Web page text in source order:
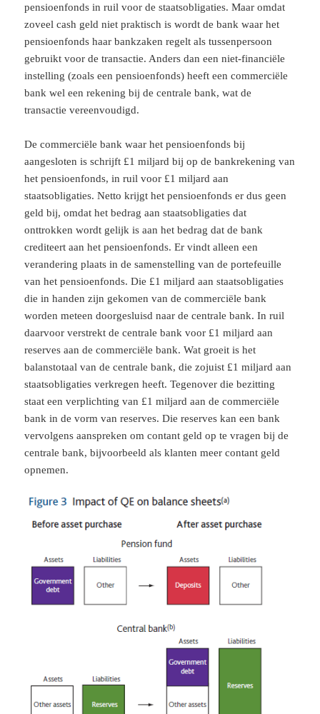
pensioenfonds in ruil voor de staatsobligaties. Maar omdat
zoveel cash geld niet praktisch is wordt de bank waar het
pensioenfonds haar bankzaken regelt als tussenpersoon
gebruikt voor de transactie. Anders dan een niet-financiële
instelling (zoals een pensioenfonds) heeft een commerciële
bank wel een rekening bij de centrale bank, wat de
transactie vereenvoudigd.
De commerciële bank waar het pensioenfonds bij
aangesloten is schrijft £1 miljard bij op de bankrekening van
het pensioenfonds, in ruil voor £1 miljard aan
staatsobligaties. Netto krijgt het pensioenfonds er dus geen
geld bij, omdat het bedrag aan staatsobligaties dat
onttrokken wordt gelijk is aan het bedrag dat de bank
crediteert aan het pensioenfonds. Er vindt alleen een
verandering plaats in de samenstelling van de portefeuille
van het pensioenfonds. Die £1 miljard aan staatsobligaties
die in handen zijn gekomen van de commerciële bank
worden meteen doorgesluisd naar de centrale bank. In ruil
daarvoor verstrekt de centrale bank voor £1 miljard aan
reserves aan de commerciële bank. Wat groeit is het
balanstotaal van de centrale bank, die zojuist £1 miljard aan
staatsobligaties verkregen heeft. Tegenover die bezitting
staat een verplichting van £1 miljard aan de commerciële
bank in de vorm van reserves. Die reserves kan een bank
vervolgens aanspreken om contant geld op te vragen bij de
centrale bank, bijvoorbeeld als klanten meer contant geld
opnemen.